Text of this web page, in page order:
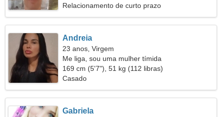
Relacionamento de curto prazo
Andreia
23 anos, Virgem
Me liga, sou uma mulher tímida
169 cm (5'7"), 51 kg (112 libras)
Casado
Gabriela